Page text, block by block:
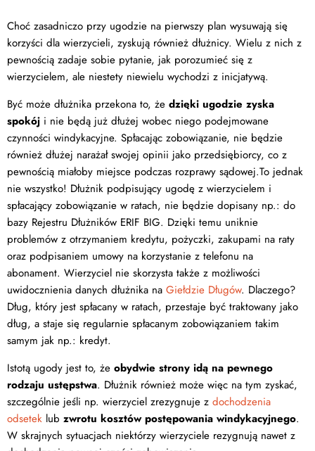
Choć zasadniczo przy ugodzie na pierwszy plan wysuwają się
korzyści dla wierzycieli, zyskują również dłużnicy. Wielu z nich z
pewnością zadaje sobie pytanie, jak porozumieć się z
wierzycielem, ale niestety niewielu wychodzi z inicjatywą.
Być może dłużnika przekona to, że dzięki ugodzie zyska
spokój i nie będą już dłużej wobec niego podejmowane
czynności windykacyjne. Spłacając zobowiązanie, nie będzie
również dłużej narażał swojej opinii jako przedsiębiorcy, co z
pewnością miałoby miejsce podczas rozprawy sądowej.To jednak
nie wszystko! Dłużnik podpisujący ugodę z wierzycielem i
spłacający zobowiązanie w ratach, nie będzie dopisany np.: do
bazy Rejestru Dłużników ERIF BIG. Dzięki temu uniknie
problemów z otrzymaniem kredytu, pożyczki, zakupami na raty
oraz podpisaniem umowy na korzystanie z telefonu na
abonament. Wierzyciel nie skorzysta także z możliwości
uwidocznienia danych dłużnika na Giełdzie Długów. Dlaczego?
Dług, który jest spłacany w ratach, przestaje być traktowany jako
dług, a staje się regularnie spłacanym zobowiązaniem takim
samym jak np.: kredyt.
Istotą ugody jest to, że obydwie strony idą na pewnego
rodzaju ustępstwa. Dłużnik również może więc na tym zyskać,
szczególnie jeśli np. wierzyciel zrezygnuje z dochodzenia
odsetek lub zwrotu kosztów postępowania windykacyjnego.
W skrajnych sytuacjach niektórzy wierzyciele rezygnują nawet z